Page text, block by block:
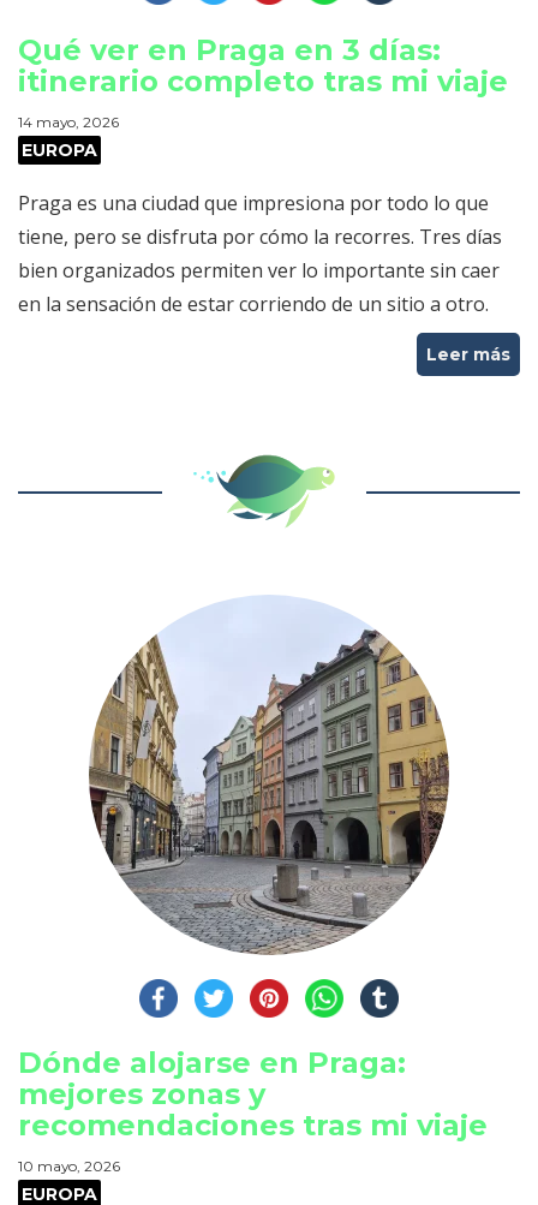
Qué ver en Praga en 3 días:
itinerario completo tras mi viaje
14 mayo, 2026
EUROPA
Praga es una ciudad que impresiona por todo lo que
tiene, pero se disfruta por cómo la recorres. Tres días
bien organizados permiten ver lo importante sin caer
en la sensación de estar corriendo de un sitio a otro.
Leer más
Dónde alojarse en Praga:
mejores zonas y
recomendaciones tras mi viaje
10 mayo, 2026
EUROPA